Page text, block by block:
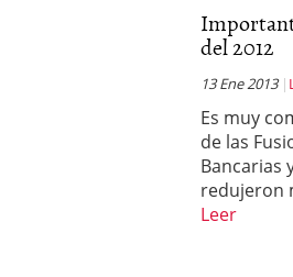
del 2012
13 Ene 2013
Es muy
de las
Bancarias
redujeron
Leer